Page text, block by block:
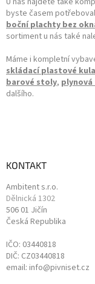
byste časem
boční plachty bez
sortiment u nás také
Máme i kompletní
skládací plastové
barové stoly,
dalšího.
KONTAKT
Ambitent s.r.o.
Dělnická 1302
506 01 Jičín
Česká Republika
IČO: 03440818
DIČ: CZ03440818
email: info@pivniset.cz